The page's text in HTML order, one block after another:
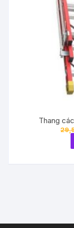
Thang